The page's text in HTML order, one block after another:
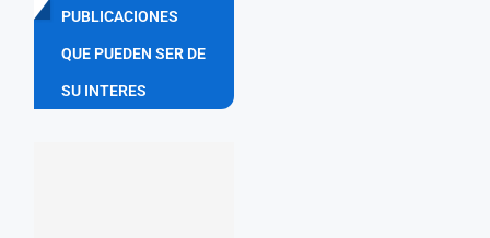
PUBLICACIONES
QUE PUEDEN SER DE
SU INTERES